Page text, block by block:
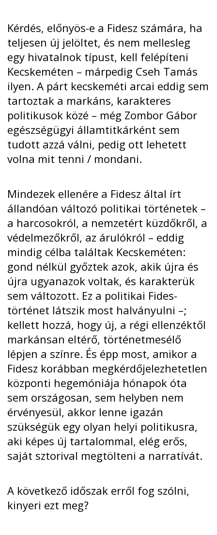
Kérdés, előnyös-e a Fidesz számára, ha
teljesen új jelöltet, és nem mellesleg
egy hivatalnok típust, kell felépíteni
Kecskeméten – márpedig Cseh Tamás
ilyen. A párt kecskeméti arcai eddig sem
tartoztak a markáns, karakteres
politikusok közé – még Zombor Gábor
egészségügyi államtitkárként sem
tudott azzá válni, pedig ott lehetett
volna mit tenni / mondani.
Mindezek ellenére a Fidesz által írt
állandóan változó politikai történetek –
a harcosokról, a nemzetért küzdőkről, a
védelmezőkről, az árulókról – eddig
mindig célba találtak Kecskeméten:
gond nélkül győztek azok, akik újra és
újra ugyanazok voltak, és karakterük
sem változott. Ez a politikai Fides-
történet látszik most halványulni –;
kellett hozzá, hogy új, a régi ellenzéktől
markánsan eltérő, történetmesélő
lépjen a színre. És épp most, amikor a
Fidesz korábban megkérdőjelezhetetlen
központi hegemóniája hónapok óta
sem országosan, sem helyben nem
érvényesül, akkor lenne igazán
szükségük egy olyan helyi politikusra,
aki képes új tartalommal, elég erős,
saját sztorival megtölteni a narratívát.
A következő időszak erről fog szólni,
kinyeri ezt meg?